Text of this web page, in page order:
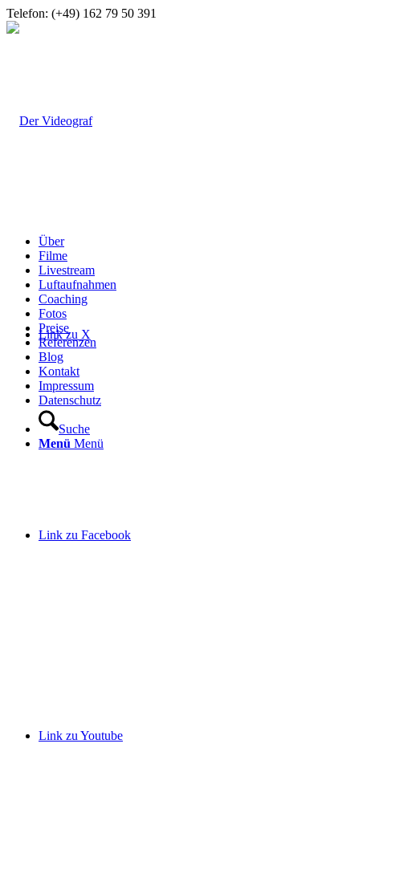
Telefon: (+49) 162 79 50 391
Link zu X
Link zu Facebook
Link zu Youtube
Über
Filme
Livestream
Luftaufnahmen
Coaching
Fotos
Preise
Referenzen
Blog
Kontakt
Impressum
Datenschutz
Suche
Menü Menü